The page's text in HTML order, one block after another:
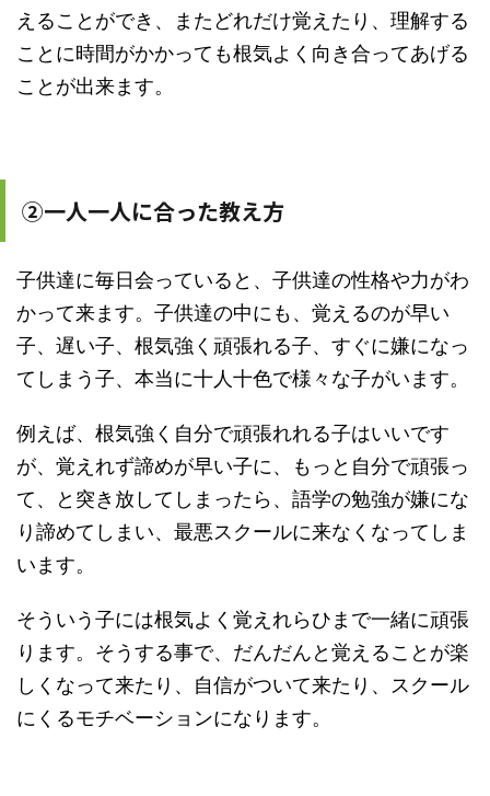
えることができ、またどれだけ覚えたり、理解する
ことに時間がかかっても根気よく向き合ってあげる
ことが出来ます。
②一人一人に合った教え方
子供達に毎日会っていると、子供達の性格や力がわ
かって来ます。子供達の中にも、覚えるのが早い
子、遅い子、根気強く頑張れる子、すぐに嫌になっ
てしまう子、本当に十人十色で様々な子がいます。
例えば、根気強く自分で頑張れれる子はいいです
が、覚えれず諦めが早い子に、もっと自分で頑張っ
て、と突き放してしまったら、語学の勉強が嫌にな
り諦めてしまい、最悪スクールに来なくなってしま
います。
そういう子には根気よく覚えれらひまで一緒に頑張
ります。そうする事で、だんだんと覚えることが楽
しくなって来たり、自信がついて来たり、スクール
にくるモチベーションになります。